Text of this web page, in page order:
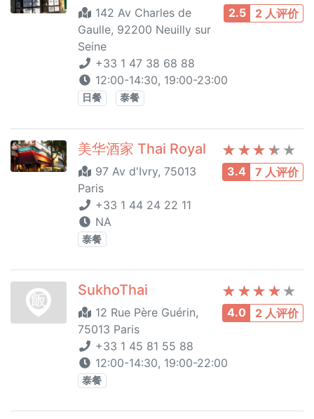
2.5 2 人评价
142 Av Charles de
Gaulle, 92200 Neuilly sur
Seine
+33 1 47 38 68 88
12:00-14:30, 19:00-23:00
日餐 泰餐
3.4 7 人评价
美华酒家 Thai Royal
97 Av d'Ivry, 75013
Paris
+33 1 44 24 22 11
NA
泰餐
4.0 2 人评价
SukhoThai
12 Rue Père Guérin,
75013 Paris
+33 1 45 81 55 88
12:00-14:30, 19:00-22:00
泰餐